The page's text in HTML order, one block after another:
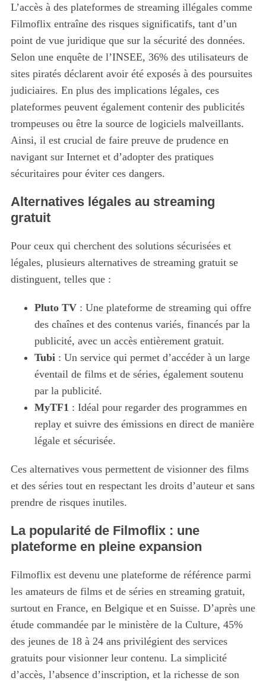
L’accès à des plateformes de streaming illégales comme
Filmoflix entraîne des risques significatifs, tant d’un
point de vue juridique que sur la sécurité des données.
Selon une enquête de l’INSEE, 36% des utilisateurs de
sites piratés déclarent avoir été exposés à des poursuites
judiciaires. En plus des implications légales, ces
plateformes peuvent également contenir des publicités
trompeuses ou être la source de logiciels malveillants.
Ainsi, il est crucial de faire preuve de prudence en
navigant sur Internet et d’adopter des pratiques
sécuritaires pour éviter ces dangers.
Alternatives légales au streaming
gratuit
Pour ceux qui cherchent des solutions sécurisées et
légales, plusieurs alternatives de streaming gratuit se
distinguent, telles que :
Pluto TV: Une plateforme de streaming qui offre
des chaînes et des contenus variés, financés par la
publicité, avec un accès entièrement gratuit.
Tubi : Un service qui permet d’accéder à un large
éventail de films et de séries, également soutenu
par la publicité.
MyTF1 : Idéal pour regarder des programmes en
replay et suivre des émissions en direct de manière
légale et sécurisée.
Ces alternatives vous permettent de visionner des films
et des séries tout en respectant les droits d’auteur et sans
prendre de risques inutiles.
La popularité de Filmoflix : une
plateforme en pleine expansion
Filmoflix est devenu une plateforme de référence parmi
les amateurs de films et de séries en streaming gratuit,
surtout en France, en Belgique et en Suisse. D’après une
étude commandée par le ministère de la Culture, 45%
des jeunes de 18 à 24 ans privilégient des services
gratuits pour visionner leur contenu. La simplicité
d’accès, l’absence d’inscription, et la richesse de son